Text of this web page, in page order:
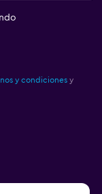
y condiciones y